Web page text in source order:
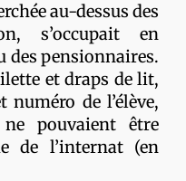
au-dessus des
s’occupait en
des pensionnaires.
et draps de lit,
de l’élève,
pouvaient être
de l’internat (en